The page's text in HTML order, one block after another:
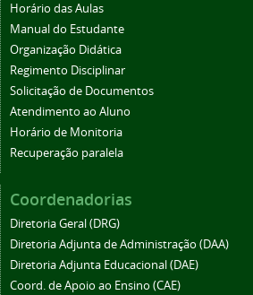
Horário das Aulas
Manual do Estudante
Organização Didática
Regimento Disciplinar
Solicitação de Documentos
Atendimento ao Aluno
Horário de Monitoria
Recuperação paralela
Coordenadorias
Diretoria Geral (DRG)
Diretoria Adjunta de Administração (DAA)
Diretoria Adjunta Educacional (DAE)
Coord. de Apoio ao Ensino (CAE)